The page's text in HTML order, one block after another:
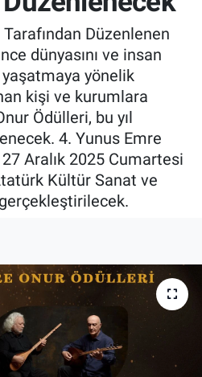
Düzenlenen
dünyasını ve insan
yaşatmaya yönelik
kişi ve kurumlara
Ödülleri, bu yıl
4. Yunus Emre
Aralık 2025 Cumartesi
Kültür Sanat ve